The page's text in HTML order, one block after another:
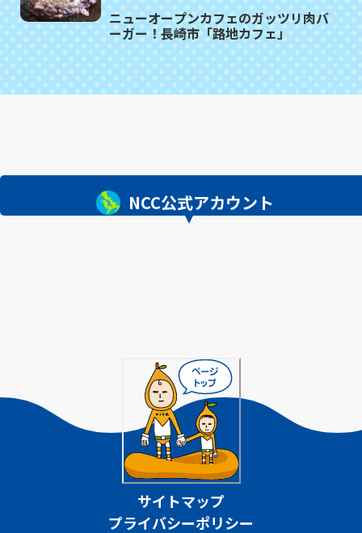
ニューオープンカフェのガッツリ肉バ
ーガー！長崎市「路地カフェ」
NCC公式アカウント
サイトマップ
プライバシーポリシー